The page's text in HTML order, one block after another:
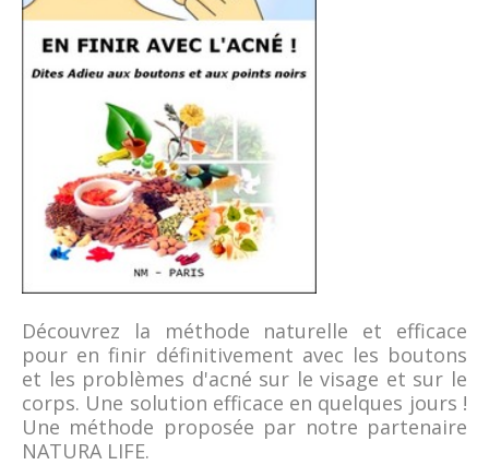
Découvrez la méthode naturelle et efficace
pour en finir définitivement avec les boutons
et les problèmes d'acné sur le visage et sur le
corps. Une solution efficace en quelques jours !
Une méthode proposée par notre partenaire
NATURA LIFE.